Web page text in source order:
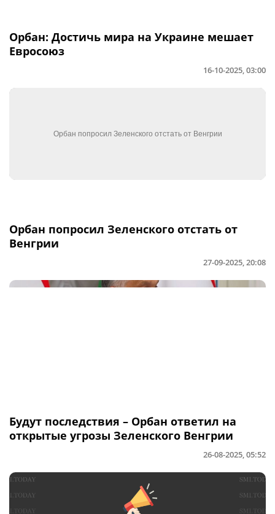
Орбан: Достичь мира на Украине мешает
Евросоюз
16-10-2025, 03:00
Орбан попросил Зеленского отстать от
Венгрии
27-09-2025, 20:08
Будут последствия – Орбан ответил на
открытые угрозы Зеленского Венгрии
26-08-2025, 05:52